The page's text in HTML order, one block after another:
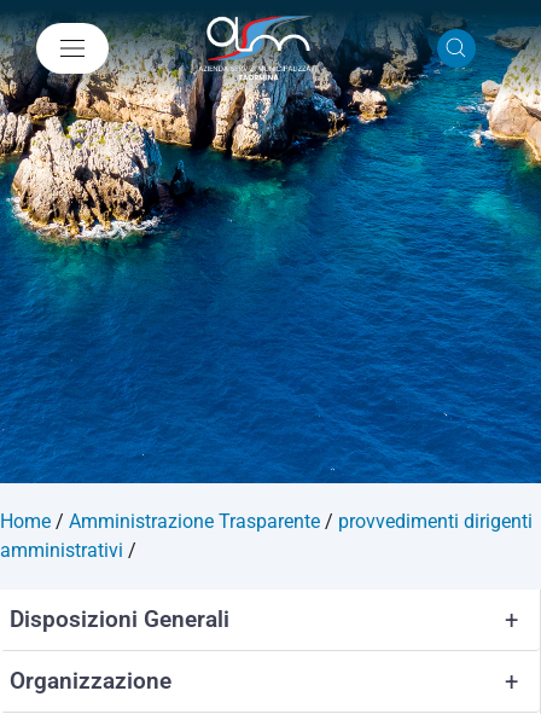
Home / Amministrazione Trasparente / provvedimenti dirigenti
amministrativi /
+
Disposizioni Generali
+
Organizzazione